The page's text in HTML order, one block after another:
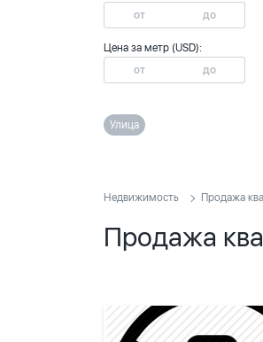
Цена за метр (USD):
Улица
Недвижимость Продажа
Продажа